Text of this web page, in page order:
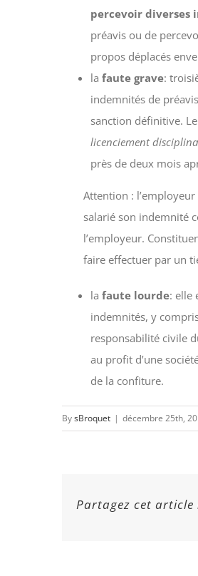
percevoir diverses
préavis ou de
propos déplacés
la faute grave:
indemnités de
sanction définitive.
licenciement
près de deux mois
Attention :
salarié son indemnité
l’employeur.
faire effectuer par un
la faute lourde: elle
indemnités, y
responsabilité civile
au profit d’une
de la confiture.
BysBroquet | décembre 25th,
Partagez cet article